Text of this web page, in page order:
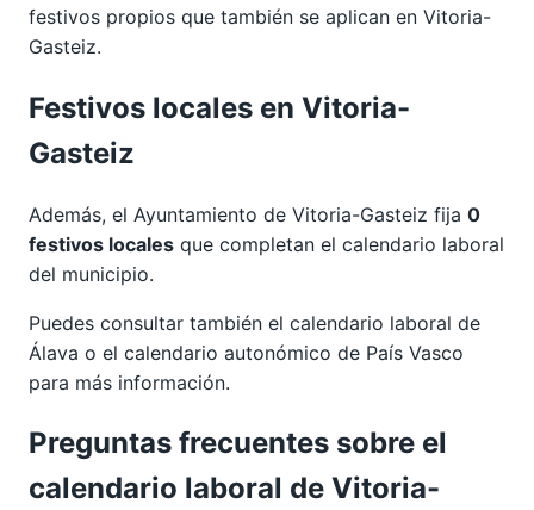
festivos propios que también se aplican en Vitoria-
Gasteiz.
Festivos locales en Vitoria-
Gasteiz
Además, el Ayuntamiento de Vitoria-Gasteiz fija 0
festivos locales que completan el calendario laboral
del municipio.
Puedes consultar también el calendario laboral de
Álava o el calendario autonómico de País Vasco
para más información.
Preguntas frecuentes sobre el
calendario laboral de Vitoria-